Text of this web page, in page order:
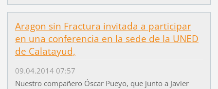
Aragon sin Fractura invitada a participar
en una conferencia en la sede de la UNED
de Calatayud,
09.04.2014 07:57
Nuestro compañero Óscar Pueyo, que junto a Javier